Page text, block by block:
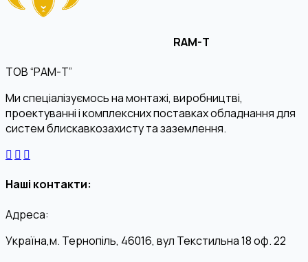
RAM-T
ТОВ “РАМ-Т”
Ми спеціалізуємось на монтажі, виробництві,
проектуванні і комплексних поставках обладнання для
систем блискавкозахисту та заземлення.
Наші контакти:
Адреса:
Україна,м. Тернопіль, 46016, вул Текстильна 18 оф. 22